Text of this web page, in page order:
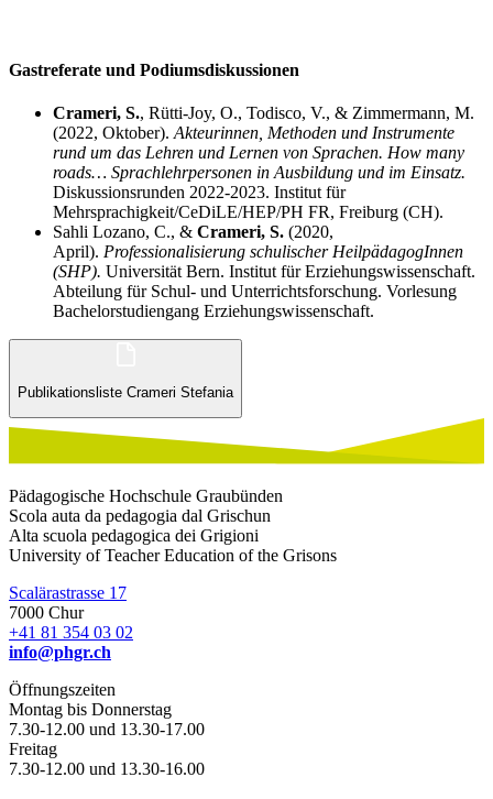
Gastreferate und Podiumsdiskussionen
Crameri, S., Rütti-Joy, O., Todisco, V., & Zimmermann, M.
(2022, Oktober). Akteurinnen, Methoden und Instrumente
rund um das Lehren und Lernen von Sprachen. How many
roads… Sprachlehrpersonen in Ausbildung und im Einsatz.
Diskussionsrunden 2022-2023. Institut für
Mehrsprachigkeit/CeDiLE/HEP/PH FR, Freiburg (CH).
Sahli Lozano, C., & Crameri, S. (2020,
April). Professionalisierung schulischer HeilpädagogInnen
(SHP). Universität Bern. Institut für Erziehungswissenschaft.
Abteilung für Schul- und Unterrichtsforschung. Vorlesung
Bachelorstudiengang Erziehungswissenschaft.
Publikationsliste Crameri Stefania
Pädagogische Hochschule Graubünden
Scola auta da pedagogia dal Grischun
Alta scuola pedagogica dei Grigioni
University of Teacher Education of the Grisons
Scalärastrasse 17
7000 Chur
+41 81 354 03 02
info@phgr.ch
Öffnungszeiten
Montag bis Donnerstag
7.30-12.00 und 13.30-17.00
Freitag
7.30-12.00 und 13.30-16.00